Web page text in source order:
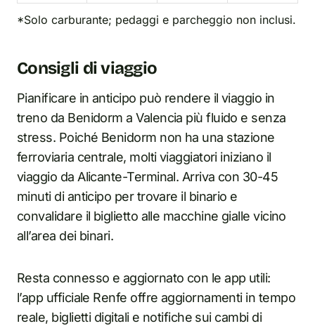
*Solo carburante; pedaggi e parcheggio non inclusi.
Consigli di viaggio
Pianificare in anticipo può rendere il viaggio in
treno da Benidorm a Valencia più fluido e senza
stress. Poiché Benidorm non ha una stazione
ferroviaria centrale, molti viaggiatori iniziano il
viaggio da Alicante-Terminal. Arriva con 30-45
minuti di anticipo per trovare il binario e
convalidare il biglietto alle macchine gialle vicino
all’area dei binari.
Resta connesso e aggiornato con le app utili:
l’app ufficiale Renfe offre aggiornamenti in tempo
reale, biglietti digitali e notifiche sui cambi di